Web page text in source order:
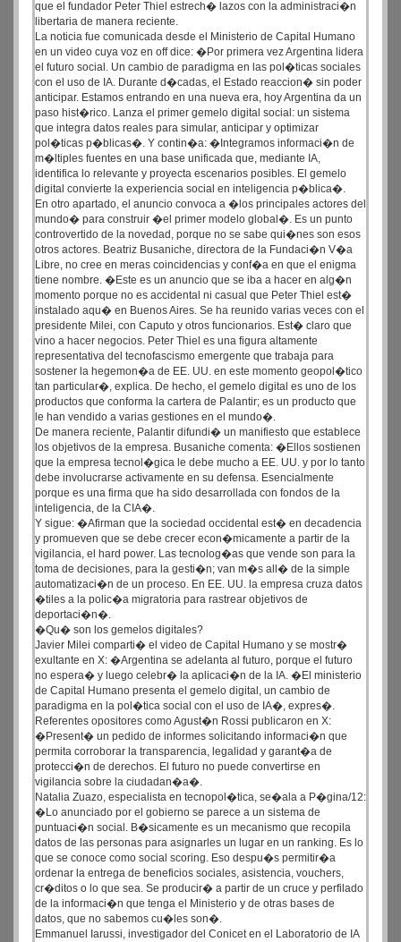
que el fundador Peter Thiel estrech� lazos con la administraci�n
libertaria de manera reciente.
La noticia fue comunicada desde el Ministerio de Capital Humano
en un video cuya voz en off dice: �Por primera vez Argentina lidera
el futuro social. Un cambio de paradigma en las pol�ticas sociales
con el uso de IA. Durante d�cadas, el Estado reaccion� sin poder
anticipar. Estamos entrando en una nueva era, hoy Argentina da un
paso hist�rico. Lanza el primer gemelo digital social: un sistema
que integra datos reales para simular, anticipar y optimizar
pol�ticas p�blicas�. Y contin�a: �Integramos informaci�n de
m�ltiples fuentes en una base unificada que, mediante IA,
identifica lo relevante y proyecta escenarios posibles. El gemelo
digital convierte la experiencia social en inteligencia p�blica�.
En otro apartado, el anuncio convoca a �los principales actores del
mundo� para construir �el primer modelo global�. Es un punto
controvertido de la novedad, porque no se sabe qui�nes son esos
otros actores. Beatriz Busaniche, directora de la Fundaci�n V�a
Libre, no cree en meras coincidencias y conf�a en que el enigma
tiene nombre. �Este es un anuncio que se iba a hacer en alg�n
momento porque no es accidental ni casual que Peter Thiel est�
instalado aqu� en Buenos Aires. Se ha reunido varias veces con el
presidente Milei, con Caputo y otros funcionarios. Est� claro que
vino a hacer negocios. Peter Thiel es una figura altamente
representativa del tecnofascismo emergente que trabaja para
sostener la hegemon�a de EE. UU. en este momento geopol�tico
tan particular�, explica. De hecho, el gemelo digital es uno de los
productos que conforma la cartera de Palantir; es un producto que
le han vendido a varias gestiones en el mundo�.
De manera reciente, Palantir difundi� un manifiesto que establece
los objetivos de la empresa. Busaniche comenta: �Ellos sostienen
que la empresa tecnol�gica le debe mucho a EE. UU. y por lo tanto
debe involucrarse activamente en su defensa. Esencialmente
porque es una firma que ha sido desarrollada con fondos de la
inteligencia, de la CIA�.
Y sigue: �Afirman que la sociedad occidental est� en decadencia
y promueven que se debe crecer econ�micamente a partir de la
vigilancia, el hard power. Las tecnolog�as que vende son para la
toma de decisiones, para la gesti�n; van m�s all� de la simple
automatizaci�n de un proceso. En EE. UU. la empresa cruza datos
�tiles a la polic�a migratoria para rastrear objetivos de
deportaci�n�.
�Qu� son los gemelos digitales?
Javier Milei comparti� el video de Capital Humano y se mostr�
exultante en X: �Argentina se adelanta al futuro, porque el futuro
no espera� y luego celebr� la aplicaci�n de la IA. �El ministerio
de Capital Humano presenta el gemelo digital, un cambio de
paradigma en la pol�tica social con el uso de IA�, expres�.
Referentes opositores como Agust�n Rossi publicaron en X:
�Present� un pedido de informes solicitando informaci�n que
permita corroborar la transparencia, legalidad y garant�a de
protecci�n de derechos. El futuro no puede convertirse en
vigilancia sobre la ciudadan�a�.
Natalia Zuazo, especialista en tecnopol�tica, se�ala a P�gina/12:
�Lo anunciado por el gobierno se parece a un sistema de
puntuaci�n social. B�sicamente es un mecanismo que recopila
datos de las personas para asignarles un lugar en un ranking. Es lo
que se conoce como social scoring. Eso despu�s permitir�a
ordenar la entrega de beneficios sociales, asistencia, vouchers,
cr�ditos o lo que sea. Se producir� a partir de un cruce y perfilado
de la informaci�n que tenga el Ministerio y de otras bases de
datos, que no sabemos cu�les son�.
Emmanuel Iarussi, investigador del Conicet en el Laboratorio de IA